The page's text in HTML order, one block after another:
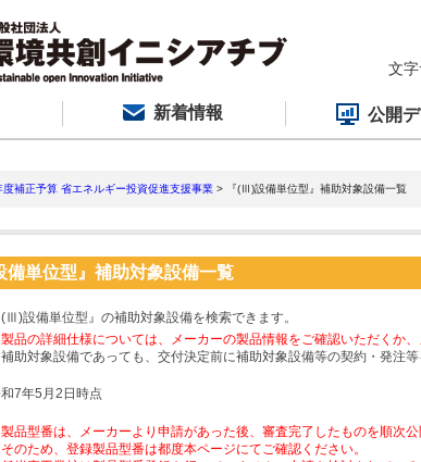
文
新着情報 公開
度補正予算 省エネルギー投資促進支援事業 > 『(Ⅲ)設備単位型』補助対象設備一覧
備単位型』補助対象設備一覧
(Ⅲ)設備単位型』の補助対象設備を検索できます。
品の詳細仕様については、メーカーの製品情報をご確認いただくか、
助対象設備であっても、交付決定前に補助対象設備等の契約・発注
7年5月2日時点
品型番は、メーカーより申請があった後、審査完了したものを順次公
そのため、登録製品型番は都度本ページにてご確認ください。